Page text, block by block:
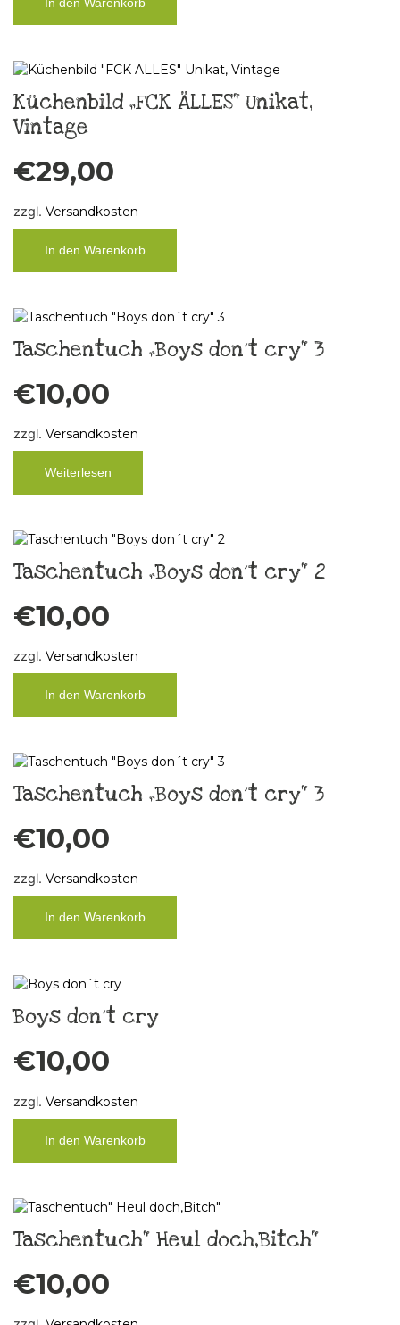
Küchenbild „FCK ÄLLES“ Unikat,
Vintage
€29,00
zzgl. Versandkosten
In den Warenkorb
Taschentuch „Boys don´t cry“ 3
€10,00
zzgl. Versandkosten
Weiterlesen
Taschentuch „Boys don´t cry“ 2
€10,00
zzgl. Versandkosten
In den Warenkorb
Taschentuch „Boys don´t cry“ 3
€10,00
zzgl. Versandkosten
In den Warenkorb
Boys don´t cry
€10,00
zzgl. Versandkosten
In den Warenkorb
Taschentuch“ Heul doch,Bitch“
€10,00